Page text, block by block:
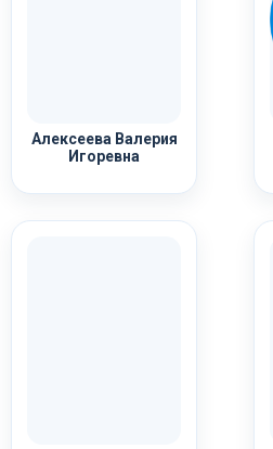
Алексеева Валерия
Игоревна